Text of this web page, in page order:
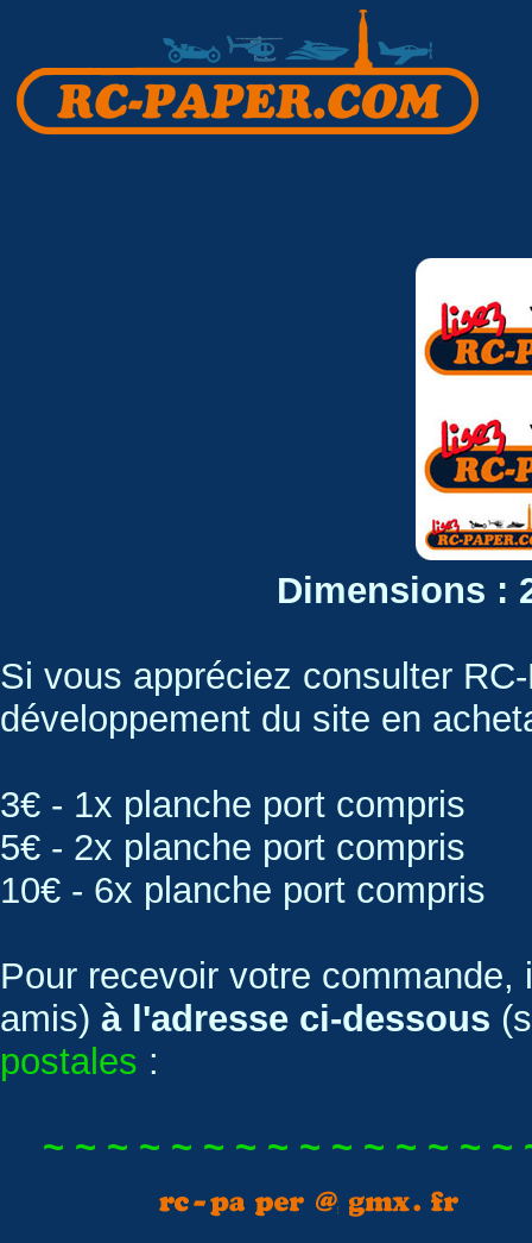
Dimensions :
Si vous appréciez consulter
développement du site en
3€ - 1x planche port compris
5€ - 2x planche port compris
10€ - 6x planche port compris
Pour recevoir votre
amis) à l'adresse ci-dessous
postales :
~ ~ ~ ~ ~ ~ ~ ~ ~ ~ ~ ~ ~ ~ ~